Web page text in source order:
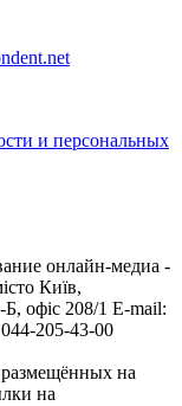
и персональных
онлайн-медиа -
Київ,
офіс 208/1 E-mail:
205-43-00
на
на